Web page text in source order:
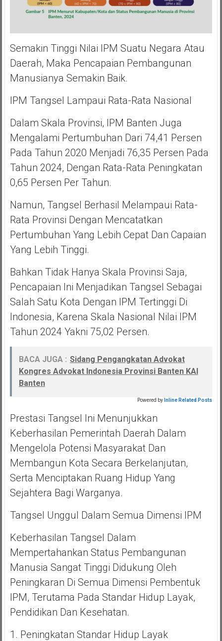
Semakin Tinggi Nilai IPM Suatu Negara Atau
Daerah, Maka Pencapaian Pembangunan
Manusianya Semakin Baik.
IPM Tangsel Lampaui Rata-Rata Nasional
Dalam Skala Provinsi, IPM Banten Juga
Mengalami Pertumbuhan Dari 74,41 Persen
Pada Tahun 2020 Menjadi 76,35 Persen Pada
Tahun 2024, Dengan Rata-Rata Peningkatan
0,65 Persen Per Tahun.
Namun, Tangsel Berhasil Melampaui Rata-
Rata Provinsi Dengan Mencatatkan
Pertumbuhan Yang Lebih Cepat Dan Capaian
Yang Lebih Tinggi.
Bahkan Tidak Hanya Skala Provinsi Saja,
Pencapaian Ini Menjadikan Tangsel Sebagai
Salah Satu Kota Dengan IPM Tertinggi Di
Indonesia, Karena Skala Nasional Nilai IPM
Tahun 2024 Yakni 75,02 Persen.
BACA JUGA : Sidang Pengangkatan Advokat
Kongres Advokat Indonesia Provinsi Banten KAI
Banten
Powered by Inline Related Posts
Prestasi Tangsel Ini Menunjukkan
Keberhasilan Pemerintah Daerah Dalam
Mengelola Potensi Masyarakat Dan
Membangun Kota Secara Berkelanjutan,
Serta Menciptakan Ruang Hidup Yang
Sejahtera Bagi Warganya.
Tangsel Unggul Dalam Semua Dimensi IPM
Keberhasilan Tangsel Dalam
Mempertahankan Status Pembangunan
Manusia Sangat Tinggi Didukung Oleh
Peningkaran Di Semua Dimensi Pembentuk
IPM, Terutama Pada Standar Hidup Layak,
Pendidikan Dan Kesehatan.
1. Peningkatan Standar Hidup Layak